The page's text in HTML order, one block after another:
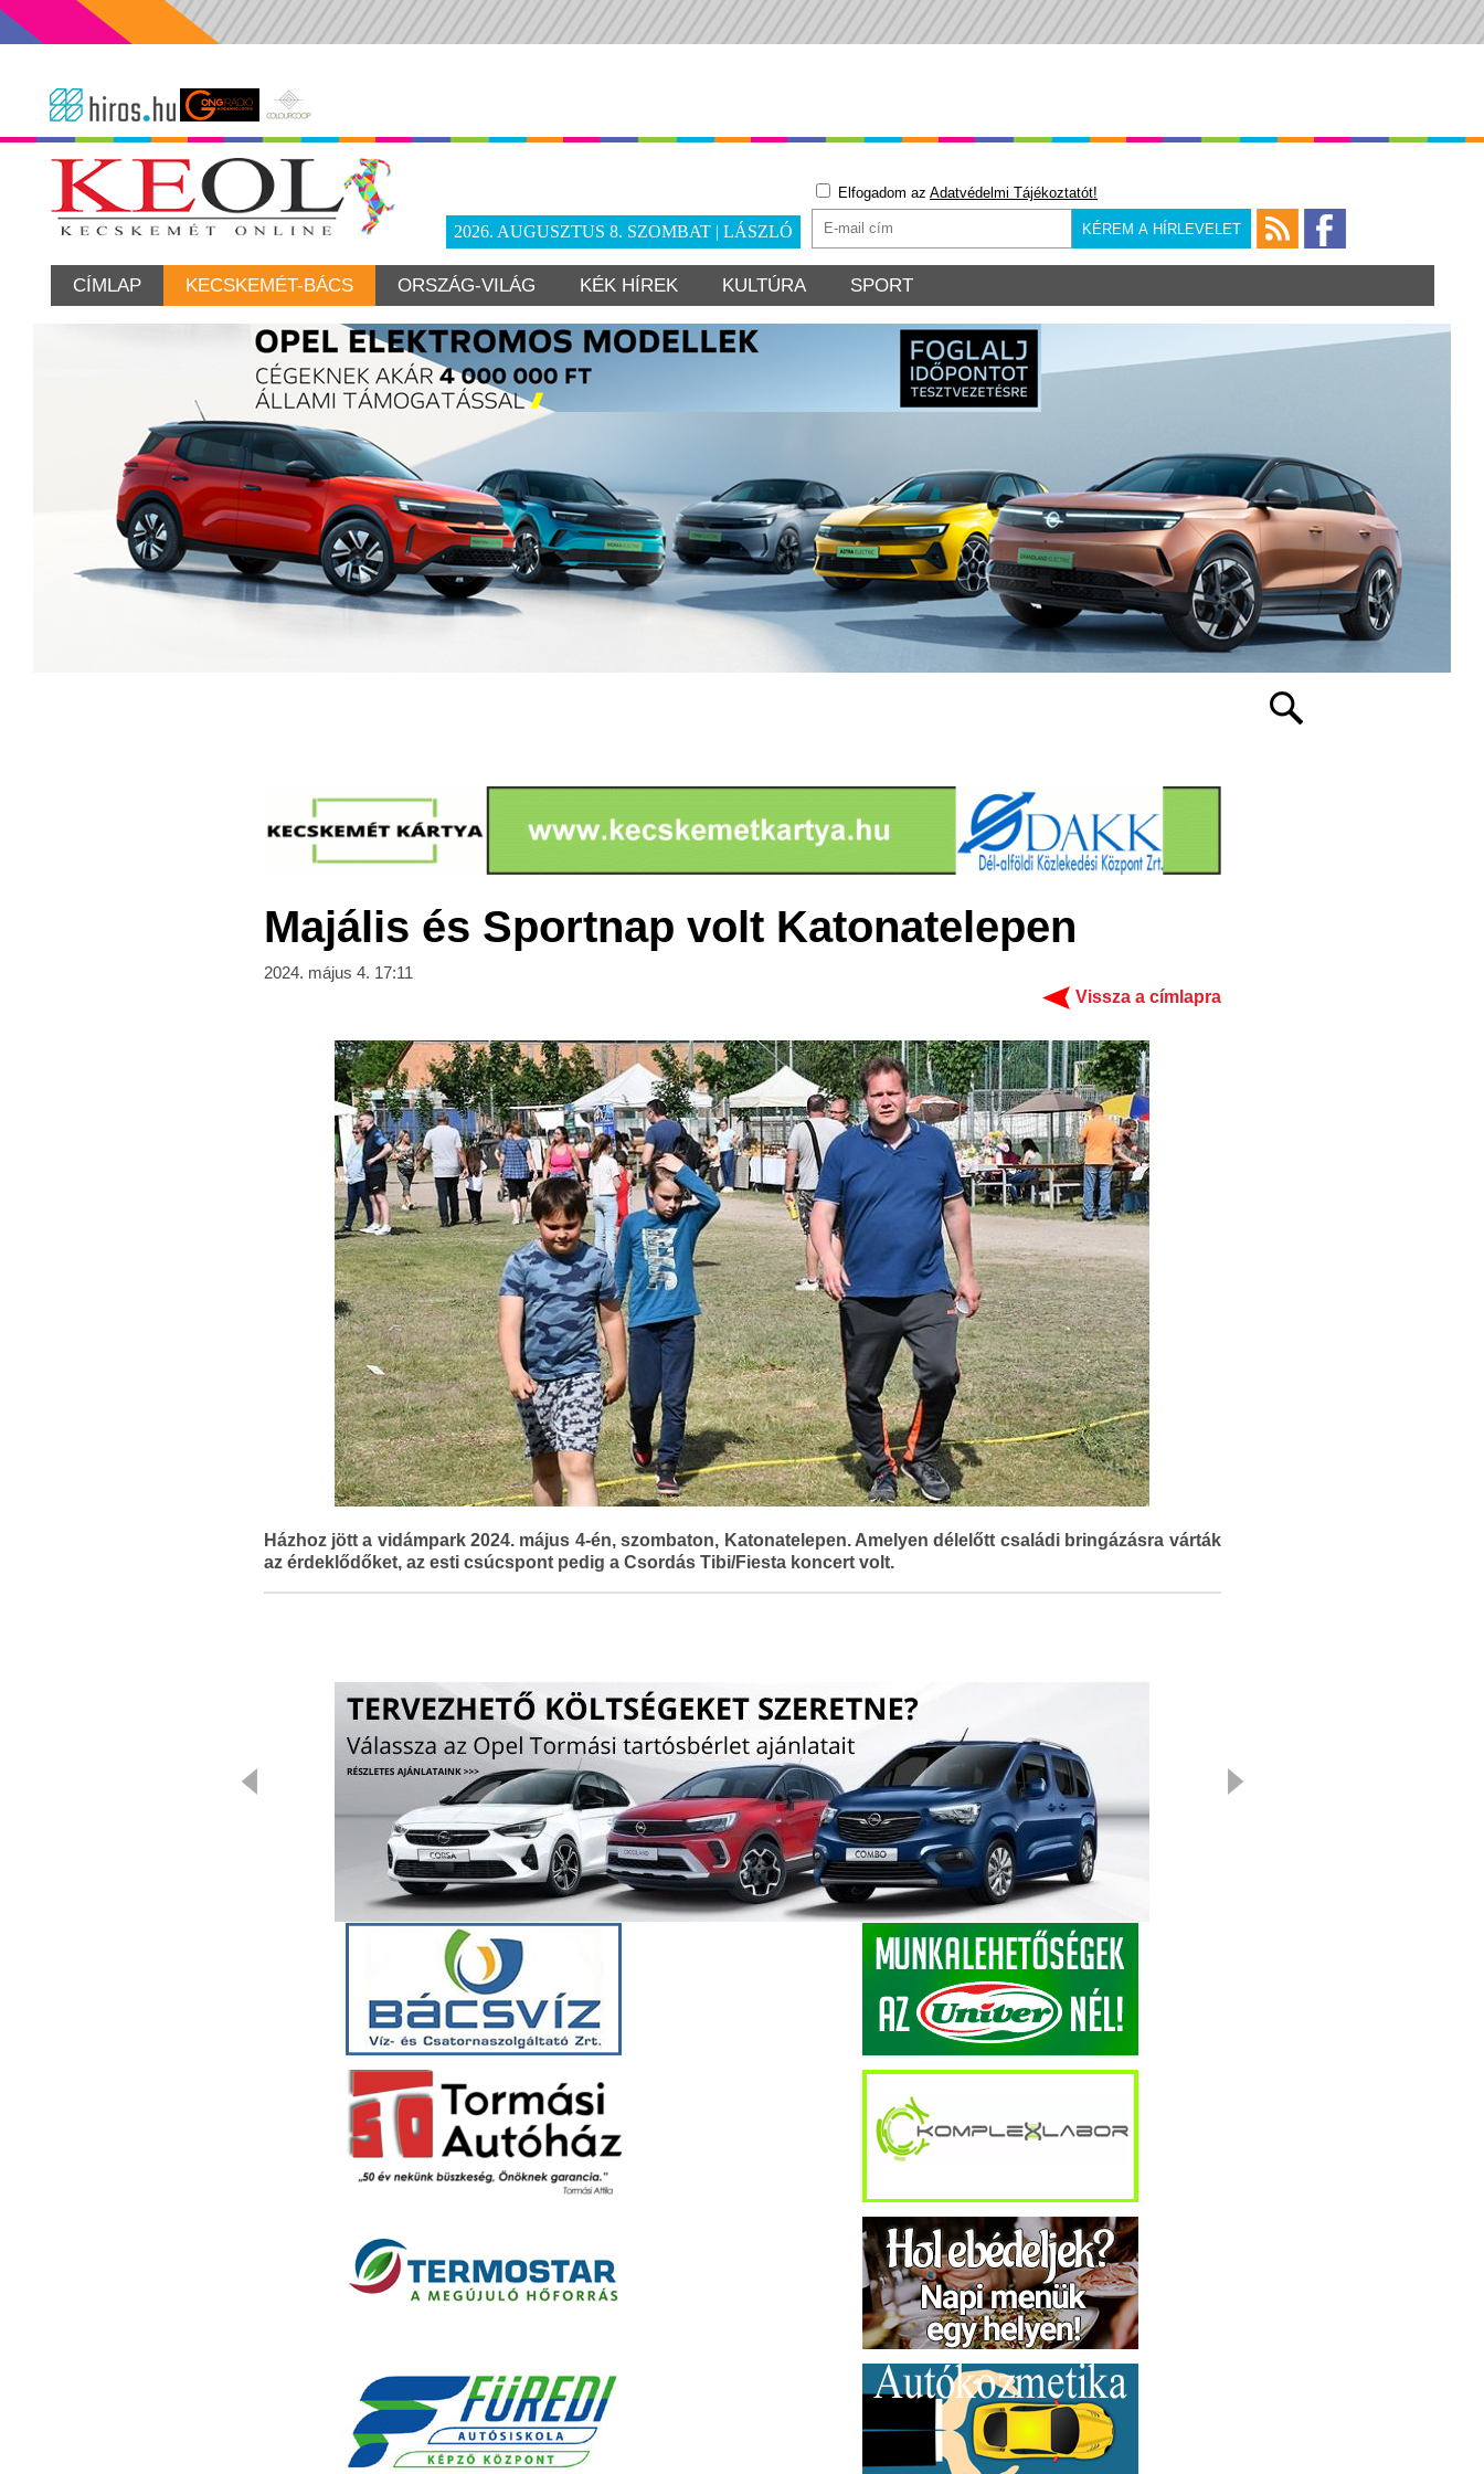
2026. AUGUSZTUS 8. SZOMBAT | LÁSZLÓ
Elfogadom az Adatvédelmi Tájékoztatót!
CÍMLAP KECSKEMÉT-BÁCS ORSZÁG-VILÁG KÉK HÍREK KULTÚRA SPORT
Majális és Sportnap volt Katonatelepen
2024. május 4. 17:11
Vissza a címlapra
Házhoz jött a vidámpark 2024. május 4-én, szombaton, Katonatelepen. Amelyen délelőtt családi bringázásra várták
az érdeklődőket, az esti csúcspont pedig a Csordás Tibi/Fiesta koncert volt.